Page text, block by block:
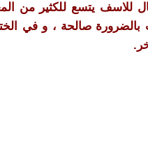
للاسف يتسع للكثير من
صالحة ، و في